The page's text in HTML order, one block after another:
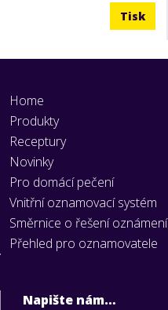
Tisk
Home
Produkty
Receptury
Novinky
Pro domácí pečení
Vnitřní oznamovací systém
Směrnice o řešení oznámení
Přehled pro oznamovatele
Napište nám…